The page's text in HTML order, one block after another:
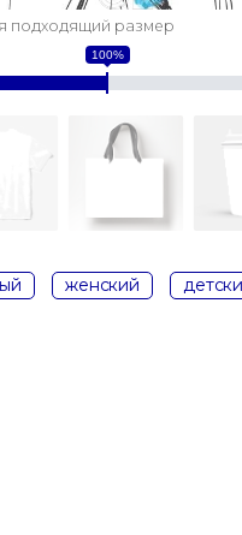
подходящий размер
100%
женский